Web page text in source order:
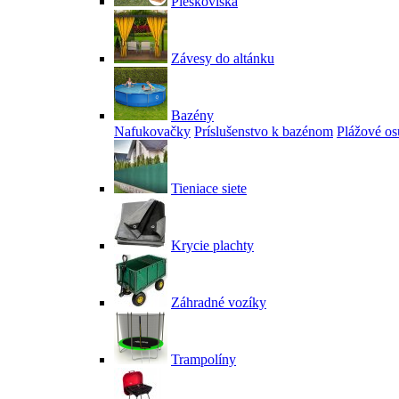
Závesy do altánku
Bazény
Nafukovačky Príslušenstvo k bazénom Plážové
Tieniace siete
Krycie plachty
Záhradné vozíky
Trampolíny